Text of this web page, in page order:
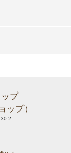
プ
ップ）
2